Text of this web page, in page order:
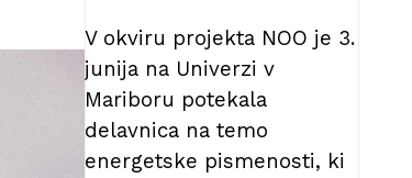
V okviru projekta NOO je 3.
junija na Univerzi v
Mariboru potekala
delavnica na temo
energetske pismenosti, ki